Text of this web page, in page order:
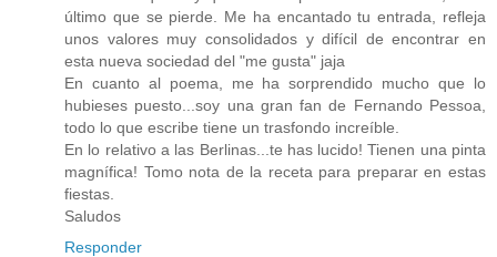
último que se pierde. Me ha encantado tu entrada, refleja
unos valores muy consolidados y difícil de encontrar en
esta nueva sociedad del "me gusta" jaja
En cuanto al poema, me ha sorprendido mucho que lo
hubieses puesto...soy una gran fan de Fernando Pessoa,
todo lo que escribe tiene un trasfondo increíble.
En lo relativo a las Berlinas...te has lucido! Tienen una pinta
magnífica! Tomo nota de la receta para preparar en estas
fiestas.
Saludos
Responder